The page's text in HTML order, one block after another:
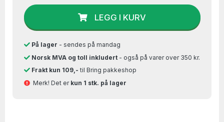
LEGG I KURV
På lager - sendes på mandag
Norsk MVA og toll inkludert- også på varer over 350 kr.
Frakt kun 109,- til Bring pakkeshop
Merk! Det er kun 1 stk. på lager